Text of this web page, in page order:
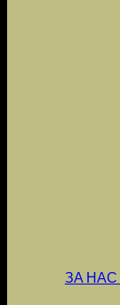
ЗА НАС